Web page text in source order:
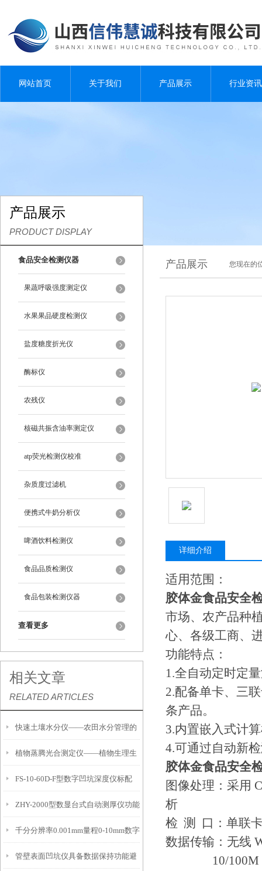
网站首页 关于我们 产品展示 行业资讯
产品展示
PRODUCT DISPLAY
食品安全检测仪器
果蔬呼吸强度测定仪
水果果品硬度检测仪
盐度糖度折光仪
酶标仪
农残仪
核磁共振含油率测定仪
atp荧光检测仪校准
杂质度过滤机
便携式牛奶分析仪
啤酒饮料检测仪
食品品质检测仪
食品包装检测仪器
查看更多
相关文章
RELATED ARTICLES
快速土壤水分仪——农田水分管理的
便携式检测工具
植物蒸腾光合测定仪——植物生理生
态的实时监测设备
FS-10-60D-F型数字凹坑深度仪标配
IP54级表头分辨率0.01mm量程
10mm！
ZHY-2000型数显台式自动测厚仪功能
特点
千分分辨率0.001mm量程0-10mm数字
埋头度仪技术参数！
管壁表面凹坑仪具备数据保持功能避
产品展示 您现在的
详细介绍
适用范围：
胶体金食品安全
市场、农产品种
心、各级工商、
功能特点：
1.全自动定时定
2.配备单卡、三
条产品。
3.内置嵌入式计
4.可通过自动新
胶体金食品安全
图像处理：采用
析
检 测 口：单联
数据传输：无线
10/100M 有